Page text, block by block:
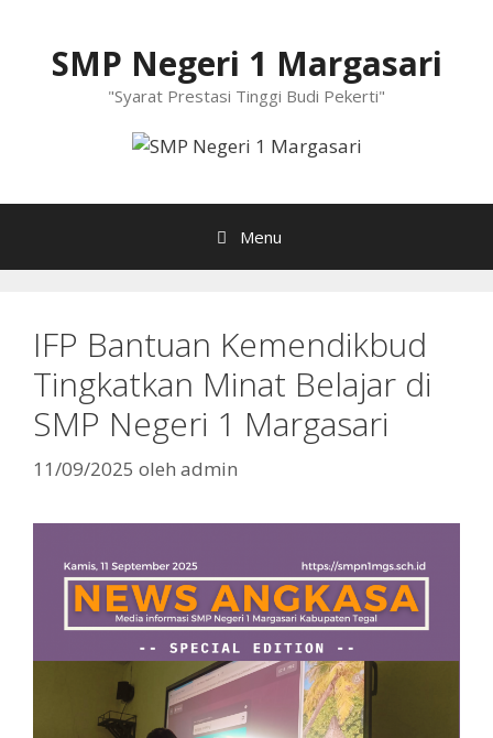
SMP Negeri 1 Margasari
"Syarat Prestasi Tinggi Budi Pekerti"
Menu
IFP Bantuan Kemendikbud
Tingkatkan Minat Belajar di
SMP Negeri 1 Margasari
11/09/2025 oleh admin